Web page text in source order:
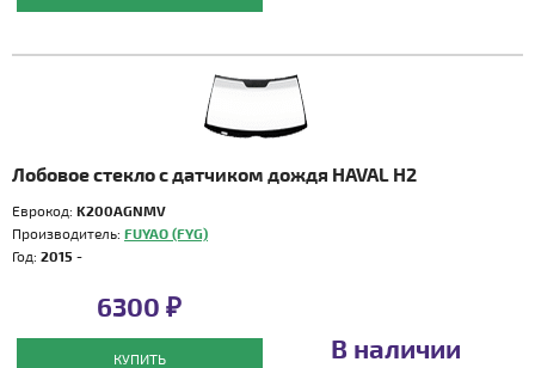
Лобовое стекло с датчиком дождя HAVAL H2
Еврокод: K200AGNMV
Производитель: FUYAO (FYG)
Год: 2015 -
6300 ₽
КУПИТЬ В наличии